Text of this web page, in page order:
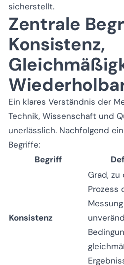
sicherstellt.
Zentrale
Konsistenz,
Ein klares Verständnis der
Technik, Wissenschaft und
unerlässlich. Nachfolgend
Begriffe:
Begriff
Konsistenz
Grad, zu
Prozess